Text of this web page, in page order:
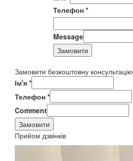
Телефон *
Message
Замовити
Замовити безкоштовну консультацію
Ім'я *
Телефон *
Comment
Замовити
Прийом дзвінків